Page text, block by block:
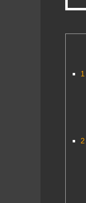
1
2